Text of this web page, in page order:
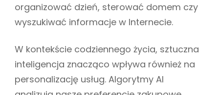
organizować dzień, sterować domem czy
wyszukiwać informacje w Internecie.
W kontekście codziennego życia, sztuczna
inteligencja znacząco wpływa również na
personalizację usług. Algorytmy AI